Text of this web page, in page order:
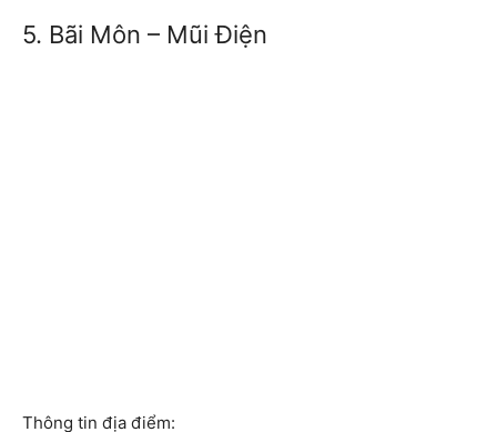
5. Bãi Môn – Mũi Điện
Thông tin địa điểm: